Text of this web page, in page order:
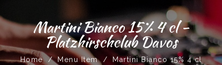
Martini Bianco 15% 4 cl -
Platzhirschclub Davos
Home / Menu Item / Martini Bianco 15% 4 cl